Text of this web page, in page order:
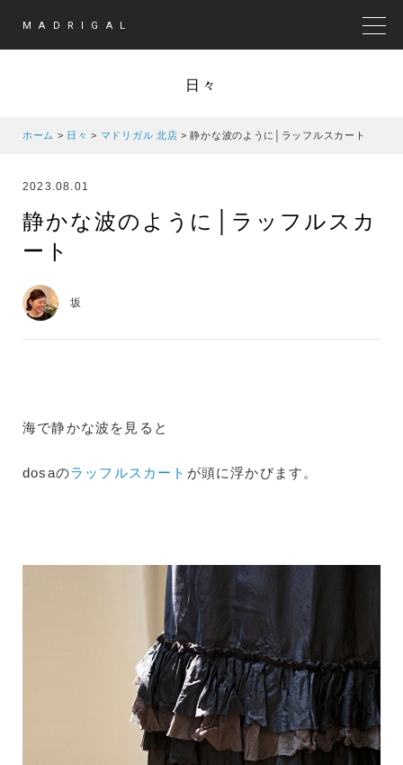
MADRIGAL
日々
ホーム > 日々 > マドリガル 北店 >静かな波のように│ラッフルスカート
2023.08.01
静かな波のように│ラッフルスカ
ート
坂
海で静かな波を見ると
dosaのラッフルスカート が頭に浮かびます。